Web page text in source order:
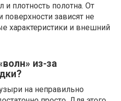
и плотность полотна. От
зависят не
характеристики и внешний
из-за
на неправильно